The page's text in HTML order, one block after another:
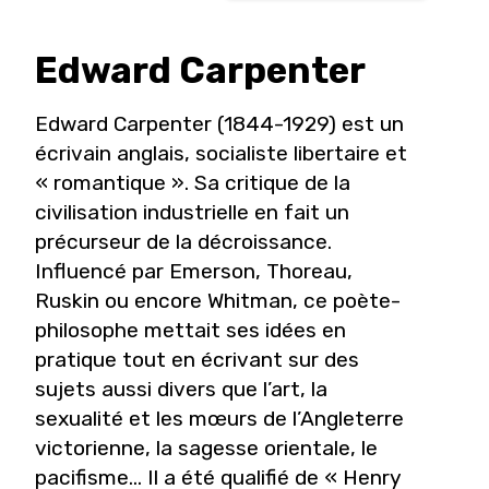
Edward Carpenter
Edward Carpenter (1844-1929) est un
écrivain anglais, socialiste libertaire et
« romantique ». Sa critique de la
civilisation industrielle en fait un
précurseur de la décroissance.
Influencé par Emerson, Thoreau,
Ruskin ou encore Whitman, ce poète-
philosophe mettait ses idées en
pratique tout en écrivant sur des
sujets aussi divers que l’art, la
sexualité et les mœurs de l’Angleterre
victorienne, la sagesse orientale, le
pacifisme... Il a été qualifié de « Henry